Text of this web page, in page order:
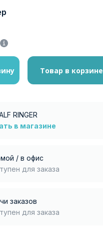
Товар в корзине
RINGER
в магазине
/ в офис
для заказа
заказов
для заказа